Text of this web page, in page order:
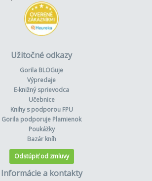
Užitočné odkazy
Gorila BLOGuje
Výpredaje
E-knižný sprievodca
Učebnice
Knihy s podporou FPU
Gorila podporuje Plamienok
Poukážky
Bazár kníh
Odstúpiť od zmluvy
Informácie a kontakty